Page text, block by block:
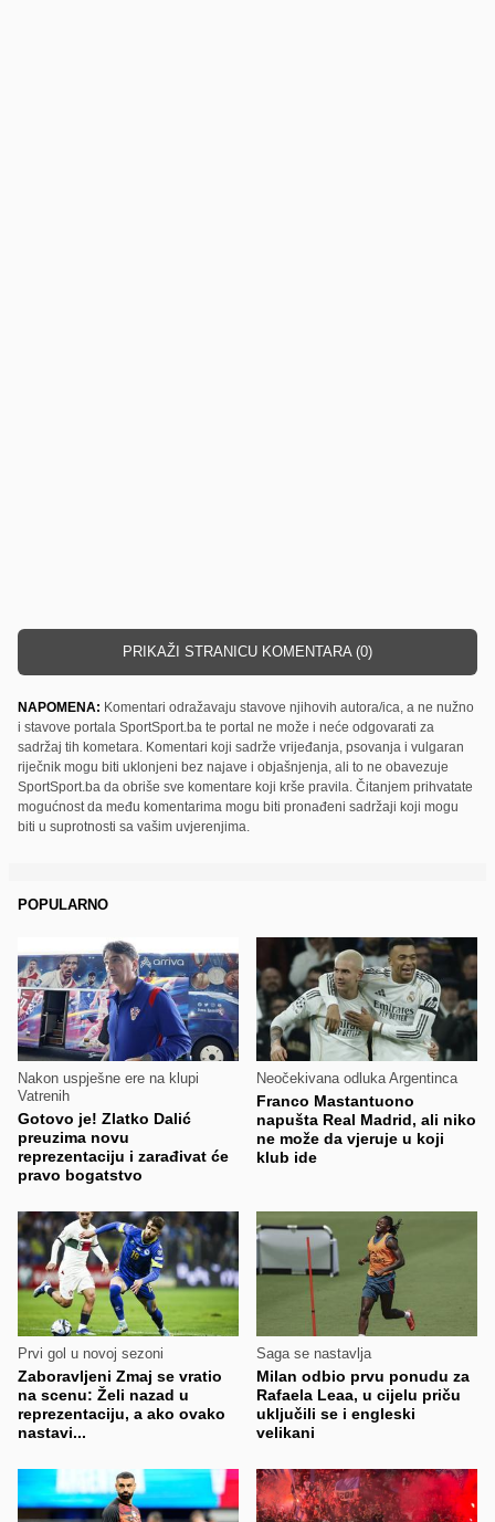
PRIKAŽI STRANICU KOMENTARA (0)
NAPOMENA: Komentari odražavaju stavove njihovih autora/ica, a ne nužno
i stavove portala SportSport.ba te portal ne može i neće odgovarati za
sadržaj tih kometara. Komentari koji sadrže vrijeđanja, psovanja i vulgaran
riječnik mogu biti uklonjeni bez najave i objašnjenja, ali to ne obavezuje
SportSport.ba da obriše sve komentare koji krše pravila. Čitanjem prihvatate
mogućnost da među komentarima mogu biti pronađeni sadržaji koji mogu
biti u suprotnosti sa vašim uvjerenjima.
POPULARNO
Nakon uspješne ere na klupi
Vatrenih
Gotovo je! Zlatko Dalić
preuzima novu
reprezentaciju i zarađivat će
pravo bogatstvo
Neočekivana odluka Argentinca
Franco Mastantuono
napušta Real Madrid, ali niko
ne može da vjeruje u koji
klub ide
Prvi gol u novoj sezoni
Zaboravljeni Zmaj se vratio
na scenu: Želi nazad u
reprezentaciju, a ako ovako
nastavi...
Saga se nastavlja
Milan odbio prvu ponudu za
Rafaela Leaa, u cijelu priču
uključili se i engleski
velikani